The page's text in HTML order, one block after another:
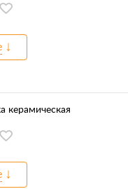
керамическая